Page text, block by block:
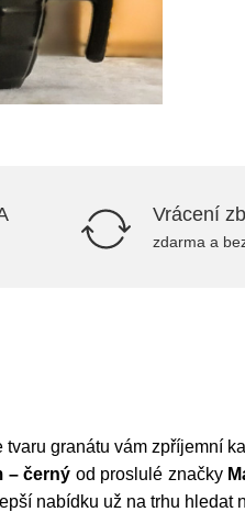
Vrácení
zdarma a
granátu vám zpříjemní
– černý od proslulé značky
nabídku už na trhu hledat